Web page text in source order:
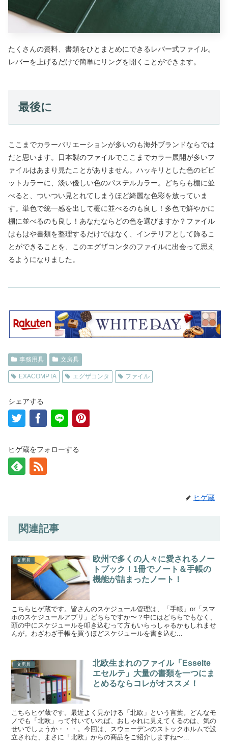
たくさんの資料、書類をひとまとめにできるレバー式ファイル。
レバーを上げるだけで簡単にリングを開くことができます。
最後に
ここまでカラーバリエーションが多いのも海外ブランドならでは
だと思います。日本製のファイルでここまでカラー展開が多いフ
ァイルはあまり見たことがありません。ハッキリとした色のビビ
ットカラーに、淡い優しい色のパステルカラー。どちらも棚に並
べると、ついつい見とれてしまうほど綺麗な色彩を放っていま
す。単色で統一感を出して棚に並べるのも良し！多色で鮮やかに
棚に並べるのも良し！あなたならどの色を選びますか？ファイル
はもはや書類を整理するだけではなく、インテリアとして飾るこ
とができることを、このエグザコンタのファイルに出会って思え
るようになりました。
事務用具 文房具
EXACOMPTA エグザコンタ ファイル
シェアする
ヒゲ蔵をフォローする
ヒゲ蔵
関連記事
文房具
欧州で多くの人々に愛されるノー
トブック！1冊でノート＆手帳の
機能が詰まったノート！
こちらヒゲ蔵です。皆さんのスケジュール管理は、「手帳」or「スマ
ホのスケジュールアプリ」どちらですか〜？中にはどちらでもなく、
頭の中にスケジュールを叩き込むって方もいらっしゃるかもしれませ
んが。わざわざ手帳を買うほどスケジュールを書き込む...
文房具
北欧生まれのファイル「Esselte
エセルテ」大量の書類を一つにま
とめるならコレがオススメ！
こちらヒゲ蔵です。最近よく見かける「北欧」という言葉。どんなモ
ノでも「北欧」って付いていれば、おしゃれに見えてくるのは、気の
せいでしょうか・・・。今回は、スウェーデンのストックホルムで設
立された、まさに「北欧」からの商品をご紹介しますね〜...